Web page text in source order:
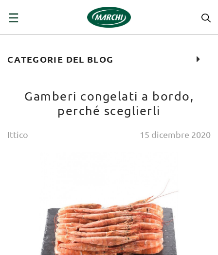
navigazione
☰
CATEGORIE DEL BLOG
Gamberi congelati a bordo,
perché sceglierli
Ittico 15 dicembre 2020